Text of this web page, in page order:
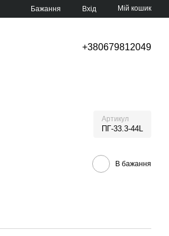
Бажання Вхід Мій кошик
+380679812049
Артикул
ПГ-33.3-44L
В бажання